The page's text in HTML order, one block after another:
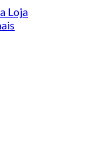
Loja